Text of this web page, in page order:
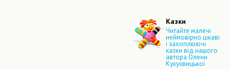
Казки
Читайте малечі
неймовірно цікаві
і захоплюючі
казки від нашого
автора Олени
Кукуєвицької